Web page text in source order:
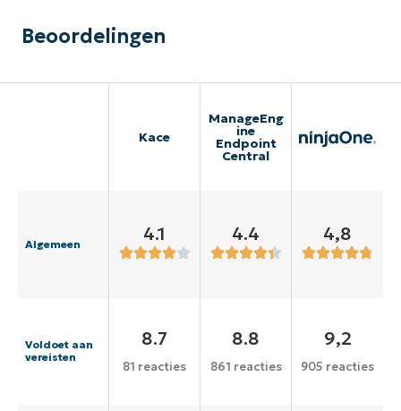
Beoordelingen
Kace
ManageEng
ine
Endpoint
Central
Algemeen 4.1 4.4 4,8
Voldoet aan
vereisten
8.7
81 reacties
8.8
861 reacties
9,2
905 reacties